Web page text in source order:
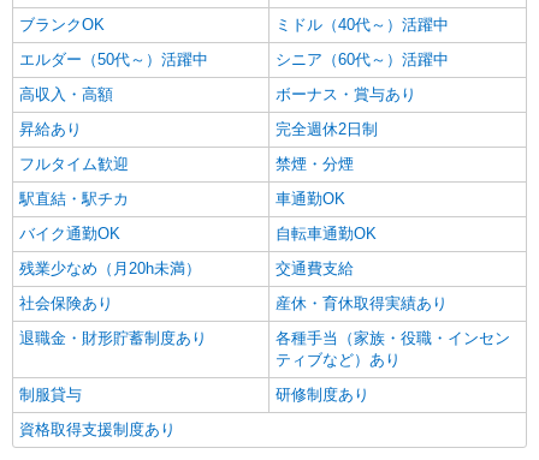
ブランクOK
ミドル（40代～）活躍中
エルダー（50代～）活躍中
シニア（60代～）活躍中
高収入・高額
ボーナス・賞与あり
昇給あり
完全週休2日制
フルタイム歓迎
禁煙・分煙
駅直結・駅チカ
車通勤OK
バイク通勤OK
自転車通勤OK
残業少なめ（月20h未満）
交通費支給
社会保険あり
産休・育休取得実績あり
退職金・財形貯蓄制度あり
各種手当（家族・役職・インセン
ティブなど）あり
制服貸与
研修制度あり
資格取得支援制度あり